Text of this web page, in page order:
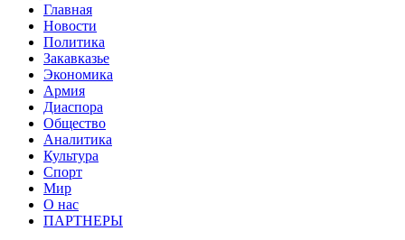
Главная
Новости
Политика
Закавказье
Экономика
Армия
Диаспора
Общество
Аналитика
Культура
Спорт
Мир
О нас
ПАРТНЕРЫ